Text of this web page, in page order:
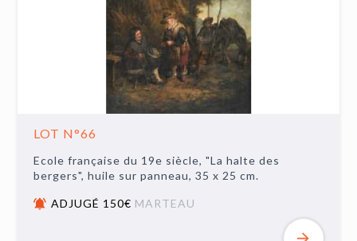
LOT N°66
Ecole française du 19e siècle, "La halte des
bergers", huile sur panneau, 35 x 25 cm.
ADJUGÉ 150€ MARTEAU